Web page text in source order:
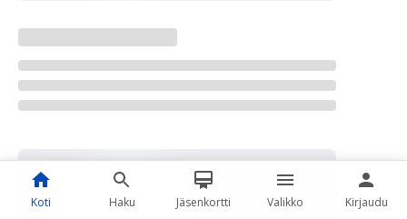
Koti Haku Jäsenkortti Valikko Kirjaudu